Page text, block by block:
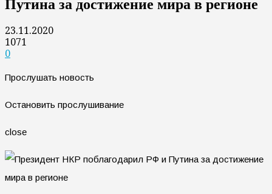
Путина за достижение мира в регионе
23.11.2020
1071
0
Прослушать новость
Остановить прослушивание
close